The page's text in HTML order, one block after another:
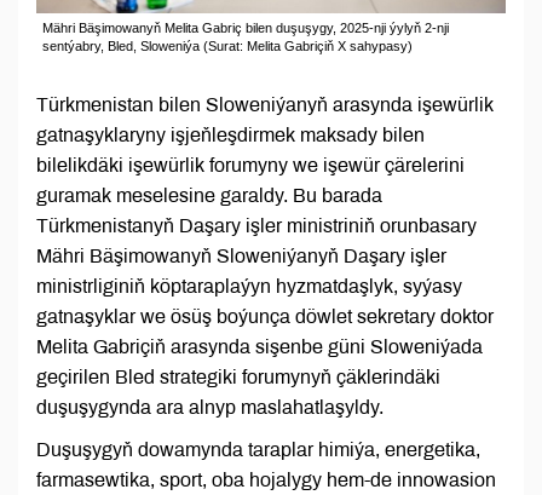
Mähri Bäşimowanyň Melita Gabriç bilen duşuşygy, 2025-nji ýylyň 2-nji
sentýabry, Bled, Sloweniýa (Surat: Melita Gabriçiň Х sahypasy)
Türkmenistan bilen Sloweniýanyň arasynda işewürlik
gatnaşyklaryny işjeňleşdirmek maksady bilen
bilelikdäki işewürlik forumyny we işewür çärelerini
guramak meselesine garaldy. Bu barada
Türkmenistanyň Daşary işler ministriniň orunbasary
Mähri Bäşimowanyň Sloweniýanyň Daşary işler
ministrliginiň köptaraplaýyn hyzmatdaşlyk, syýasy
gatnaşyklar we ösüş boýunça döwlet sekretary doktor
Melita Gabriçiň arasynda sişenbe güni Sloweniýada
geçirilen Bled strategiki forumynyň çäklerindäki
duşuşygynda ara alnyp maslahatlaşyldy.
Duşuşygyň dowamynda taraplar himiýa, energetika,
farmasewtika, sport, oba hojalygy hem-de innowasion